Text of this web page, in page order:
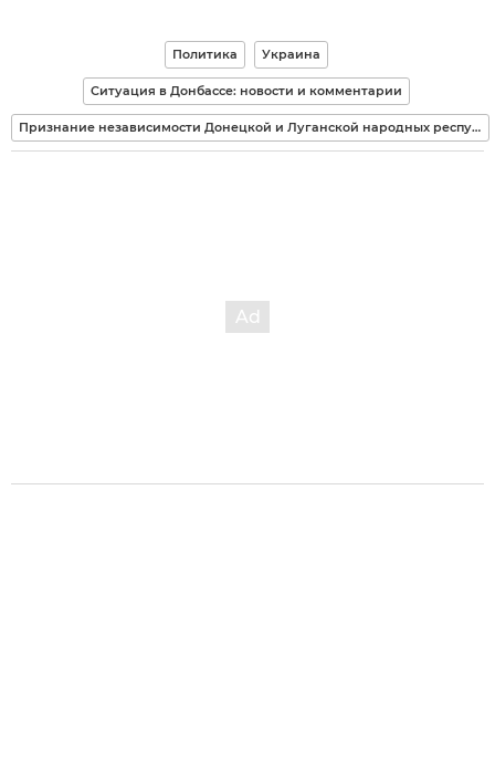
Политика Украина
Ситуация в Донбассе: новости и комментарии
Признание независимости Донецкой и Луганской народных республик